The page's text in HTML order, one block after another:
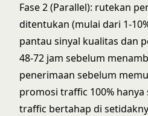
Fase 2 (Parallel): rutekan
ditentukan (mulai dari 1-
pantau sinyal kualitas dan
48-72 jam sebelum
penerimaan sebelum
promosi traffic 100%
traffic bertahap di